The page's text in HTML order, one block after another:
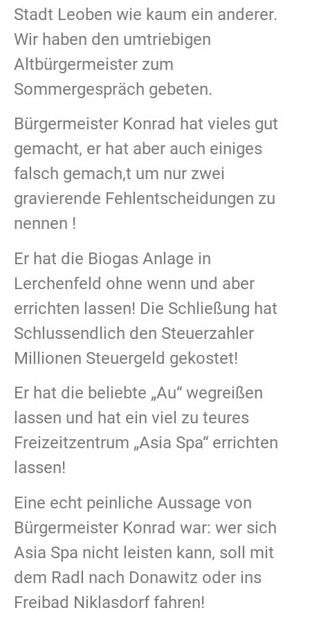
Stadt Leoben wie kaum ein anderer.
Wir haben den umtriebigen
Altbürgermeister zum
Sommergespräch gebeten.
Bürgermeister Konrad hat vieles gut
gemacht, er hat aber auch einiges
falsch gemach,t um nur zwei
gravierende Fehlentscheidungen zu
nennen !
Er hat die Biogas Anlage in
Lerchenfeld ohne wenn und aber
errichten lassen! Die Schließung hat
Schlussendlich den Steuerzahler
Millionen Steuergeld gekostet!
Er hat die beliebte „Au“ wegreißen
lassen und hat ein viel zu teures
Freizeitzentrum „Asia Spa“ errichten
lassen!
Eine echt peinliche Aussage von
Bürgermeister Konrad war: wer sich
Asia Spa nicht leisten kann, soll mit
dem Radl nach Donawitz oder ins
Freibad Niklasdorf fahren!